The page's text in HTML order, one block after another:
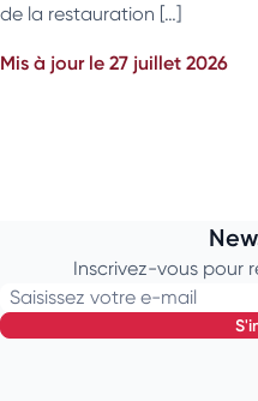
de la restauration […]
Mis à jour le 27 juillet 2026
Inscrivez-vous pour
Saisissez votre e-mail